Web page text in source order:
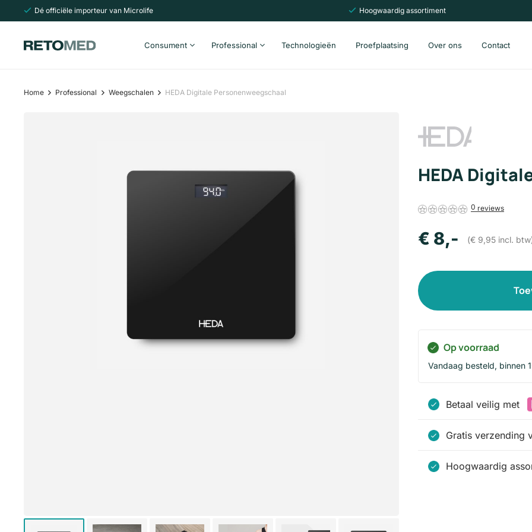
Dé officiële importeur van Microlife Hoogwaardig assortiment
Consument Professional Technologieën Proefplaatsing Over ons Contact
Home Professional Weegschalen HEDA Digitale Personenweegschaal
HEDA
0
€ 8,- (€ 9,95 incl.
Op voorraad
Vandaag besteld, binnen
Betaal veilig met
Gratis verzending
Hoogwaardig